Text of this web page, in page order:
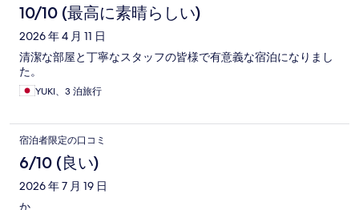
10/10 (最高に素晴らしい)
2026 年 4 月 11 日
清潔な部屋と丁寧なスタッフの皆様で有意義な宿泊になりまし
た。
YUKI、3 泊旅行
宿泊者限定の口コミ
6/10 (良い)
2026 年 7 月 19 日
か